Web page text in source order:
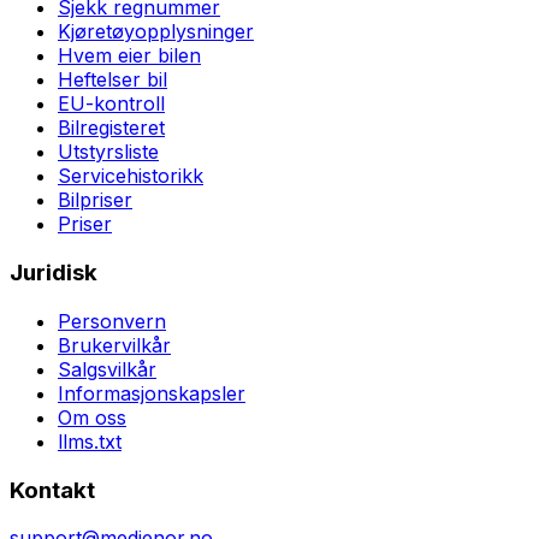
Sjekk regnummer
Kjøretøyopplysninger
Hvem eier bilen
Heftelser bil
EU-kontroll
Bilregisteret
Utstyrsliste
Servicehistorikk
Bilpriser
Priser
Juridisk
Personvern
Brukervilkår
Salgsvilkår
Informasjonskapsler
Om oss
llms.txt
Kontakt